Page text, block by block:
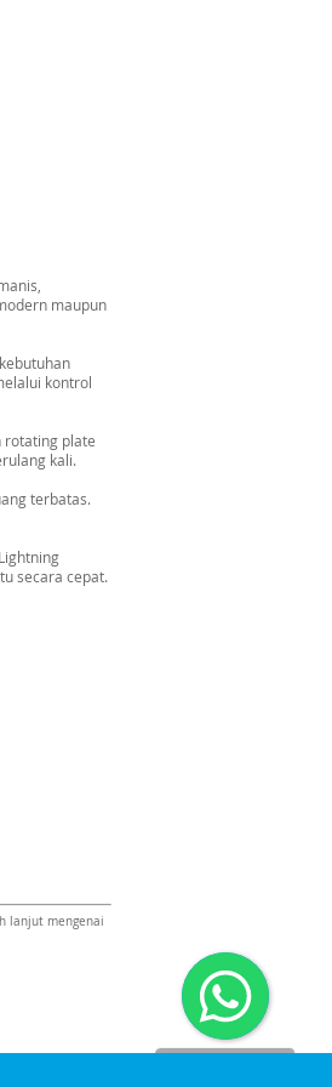
maupun
kontrol
rotating plate
kali.
terbatas.
secara cepat.
lanjut mengenai